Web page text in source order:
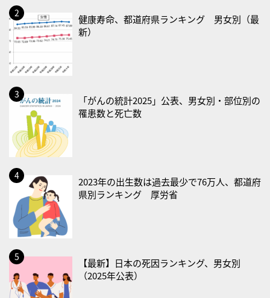
・禁煙の日
2026/08/23(日)
・不眠の日
・乳酸菌の日
2026/08/25(火)
・いたわり肌の日
2026/08/26(水)
・風呂の日
2026/08/29(土)
・筋肉強化の日
2026/08/30(日)
・ＥＰＡの日
2026/08/31(月)
・菜の日
・血管内破砕術（IVL）の日
健康寿命、都道府県ランキング 男女別（最
新）
「がんの統計2025」公表、男女別・部位別の
罹患数と死亡数
2023年の出生数は過去最少で76万人、都道府
県別ランキング 厚労省
【最新】日本の死因ランキング、男女別
（2025年公表）